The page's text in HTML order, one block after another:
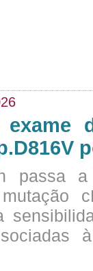
exame
passa